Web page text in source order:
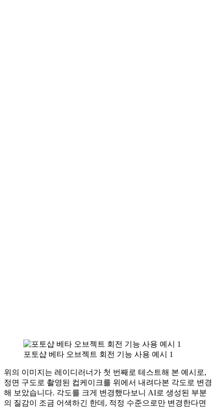
포토샵 베타 오브젝트 회전 기능 사용 예시 1
위의 이미지는 레이디러너가 첫 번째로 테스트해 본 예시로,
정면 구도로 촬영된 컵케이크를 위에서 내려다본 각도로 변경
해 보았습니다. 각도를 크게 변경했다보니 AI로 생성된 부분
의 질감이 조금 어색하긴 한데, 적정 수준으로만 변경한다면